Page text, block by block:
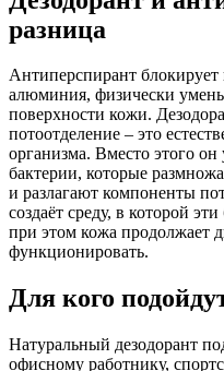
разница
Антиперспирант
алюминия, физически
поверхности кожи.
потоотделение – это
организма. Вместо этого он
бактерии, которые
и разлагают компоненты
создаёт среду, в которой
при этом кожа продолжает
функционировать.
Для кого
Натуральный дезодорант
офисному работнику,